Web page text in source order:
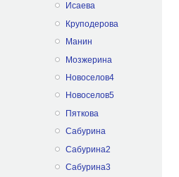
Исаева
Круподерова
Манин
Мозжерина
Новоселов4
Новоселов5
Пяткова
Сабурина
Сабурина2
Сабурина3